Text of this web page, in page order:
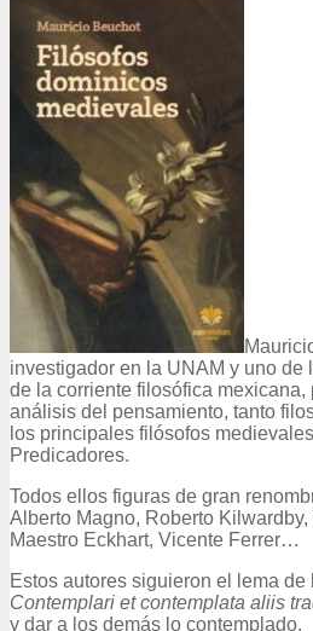
investigador en la UNAM y uno de
de la corriente filosófica mexicana,
análisis del pensamiento, tanto
los principales filósofos
Predicadores.
Todos ellos figuras de gran
Alberto Magno, Roberto Kilwardby,
Maestro Eckhart, Vicente Ferrer…
Estos autores siguieron el lema
Contemplari et contemplata aliis
y dar a los demás lo contemplado.